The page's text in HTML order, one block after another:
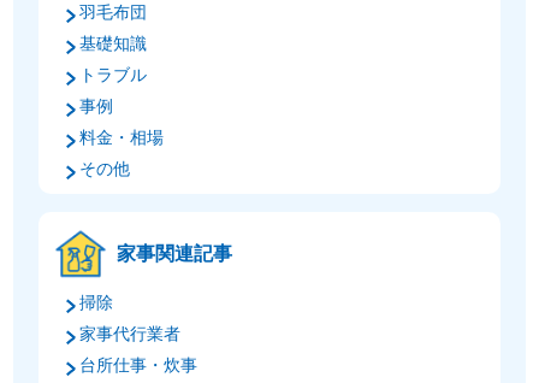
羽毛布団
基礎知識
トラブル
事例
料金・相場
その他
家事関連記事
掃除
家事代行業者
台所仕事・炊事